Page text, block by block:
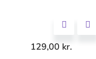
129,00 kr.